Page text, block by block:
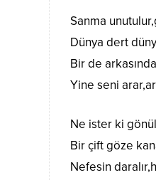
Sanma
Dünya dert
Bir de
Yine seni
Ne ister ki
Bir çift göze
Nefesin